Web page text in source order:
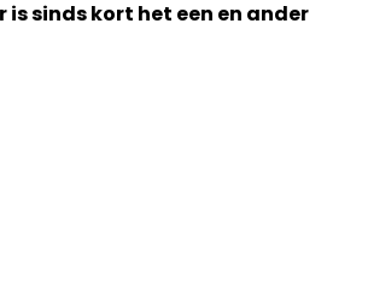
is sinds kort het een en ander